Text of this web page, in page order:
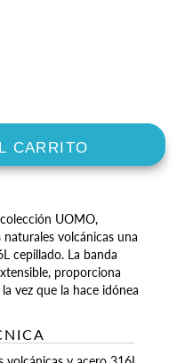
CARRITO
UOMO,
volcánicas una
cepillado. La banda
proporciona
vez que la hace idónea